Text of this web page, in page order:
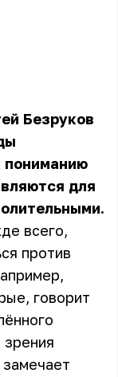
Безруков
пониманию
для
всего,
против
говорит